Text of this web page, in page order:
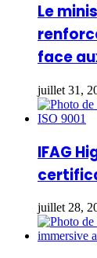
Le
face
juillet 31,
IFAG
juillet 28,